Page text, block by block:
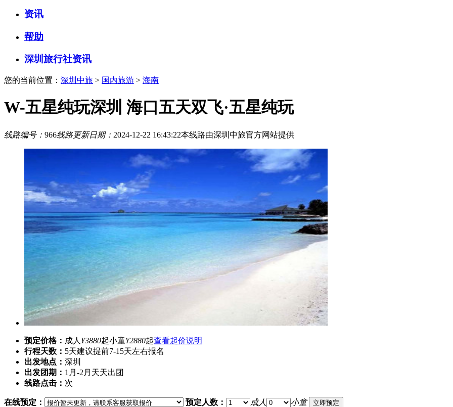
资讯
帮助
深圳旅行社资讯
您的当前位置： 深圳中旅 > 国内旅游 > 海南
W-五星纯玩深圳 海口五天双飞·五星纯玩
线路编号： 966线路更新日期： 2024-12-22 16:43:22本线路由深圳中旅官方网站提供
预定价格： 成人 ¥3880起小童¥2880起查看起价说明
行程天数： 5天建议提前7-15天左右报名
出发地点： 深圳
出发团期： 1月-2月天天出团
线路点击： 次
在线预定： 预定人数： 成人
小童